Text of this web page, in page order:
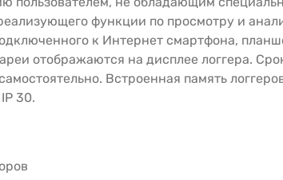
функции по просмотру и
к Интернет смартфона,
отображаются на дисплее логгера.
Встроенная память
30.